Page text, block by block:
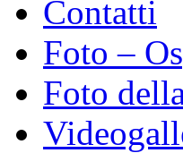
Contatti
Foto –
Foto